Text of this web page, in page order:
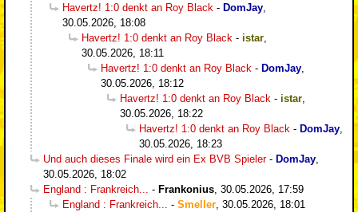
Havertz! 1:0 denkt an Roy Black - DomJay
30.05.2026, 18:08
Havertz! 1:0 denkt an Roy Black - istar
30.05.2026, 18:11
Havertz! 1:0 denkt an Roy Black - DomJay
30.05.2026, 18:12
Havertz! 1:0 denkt an Roy Black - istar
30.05.2026, 18:22
Havertz! 1:0 denkt an Roy Black - DomJay
30.05.2026, 18:23
Und auch dieses Finale wird ein Ex BVB Spieler- DomJay
30.05.2026, 18:02
England : Frankreich...
- Frankonius 30.05.2026, 17:59
England : Frankreich...
- Smeller 30.05.2026, 18:01